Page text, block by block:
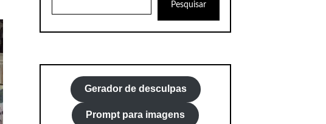
Pesquisar
Gerador de desculpas
Prompt para imagens